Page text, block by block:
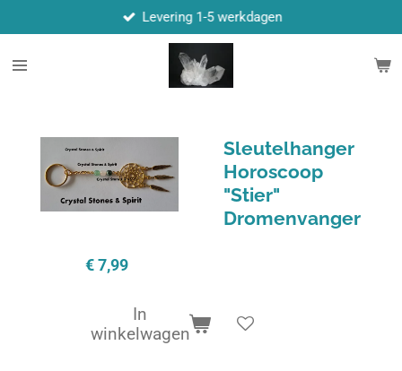
direct
naar
Levering 1-5 werkdagen
Sleutelhanger
Horoscoop
"Stier"
Dromenvanger
€ 7,99
In
winkelwagen